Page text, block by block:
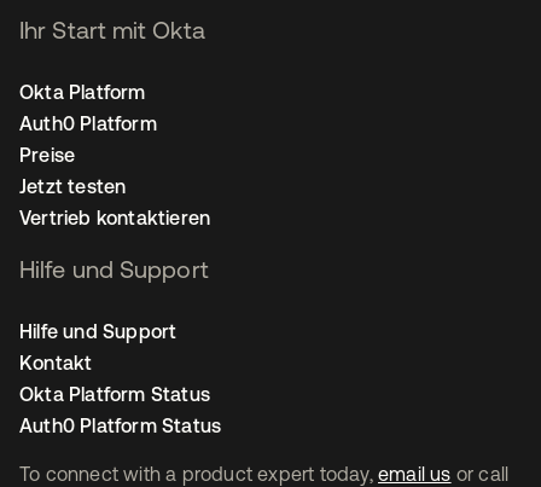
To connect with a product expert today, email us or call
Ihr Start mit Okta
Okta Platform
Auth0 Platform
Preise
Jetzt testen
Vertrieb kontaktieren
Hilfe und Support
Hilfe und Support
Kontakt
Okta Platform Status
Auth0 Platform Status